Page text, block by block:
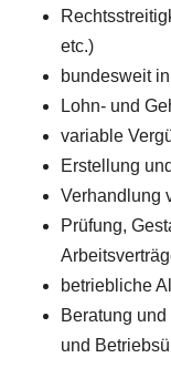
etc.)
bundesweit
Lohn- und
variable
Erstellung
Verhandlung
Prüfung,
betriebliche
Beratung
und